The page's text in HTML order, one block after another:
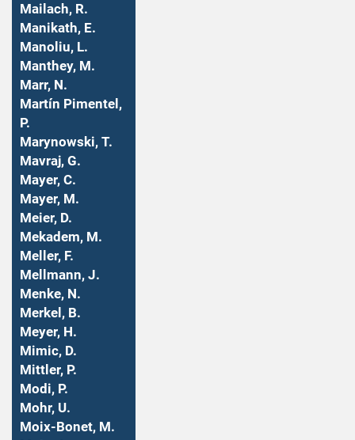
Mailach, R.
Manikath, E.
Manoliu, L.
Manthey, M.
Marr, N.
Martín Pimentel,
P.
Marynowski, T.
Mavraj, G.
Mayer, C.
Mayer, M.
Meier, D.
Mekadem, M.
Meller, F.
Mellmann, J.
Menke, N.
Merkel, B.
Meyer, H.
Mimic, D.
Mittler, P.
Modi, P.
Mohr, U.
Moix-Bonet, M.